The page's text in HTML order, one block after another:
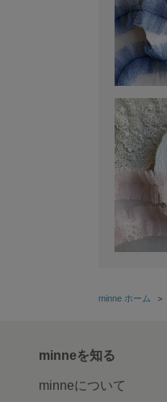
minne ホーム ＞
minneを知る
minneについて